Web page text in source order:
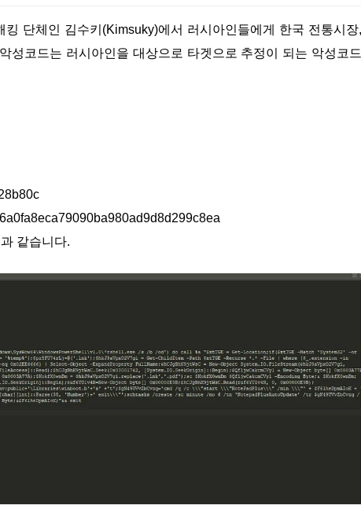
성코드는 러시아인을 대상으로 타겟으로 추정이 되는 악성코드
같습니다.